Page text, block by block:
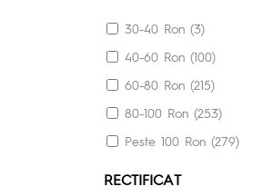
60.7X60.7 (1)
30-40 Ron (3)
40-60 Ron (100)
60-80 Ron (215)
80-100 Ron (253)
Peste 100 Ron (279)
RECTIFICAT